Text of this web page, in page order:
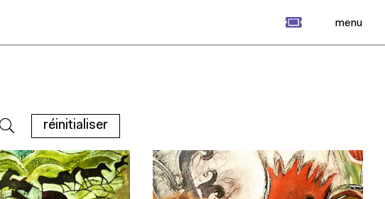
menu
réinitialiser